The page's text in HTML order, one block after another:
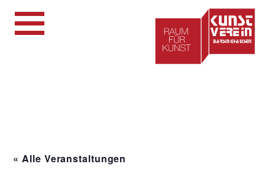
« Alle Veranstaltungen